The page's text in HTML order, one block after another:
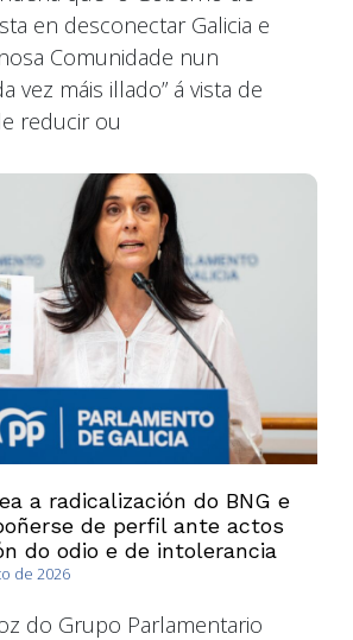
en desconectar Galicia e
Comunidade nun
vez máis illado” á vista de
reducir ou
a radicalización do BNG e
de perfil ante actos
do odio e de intolerancia
de 2026
do Grupo Parlamentario